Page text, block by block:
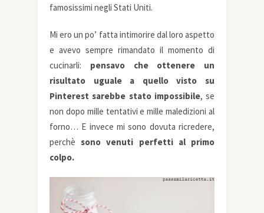
famosissimi negli Stati Uniti.
Mi ero un po’ fatta intimorire dal loro aspetto
e avevo sempre rimandato il momento di
cucinarli: pensavo che ottenere un
risultato uguale a quello visto su
Pinterest sarebbe stato impossibile, se
non dopo mille tentativi e mille maledizioni al
forno… E invece mi sono dovuta ricredere,
perchè sono venuti perfetti al primo
colpo.